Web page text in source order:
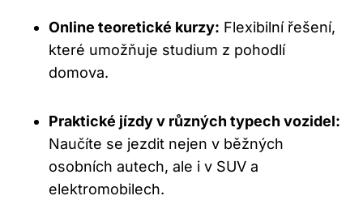
Online teoretické kurzy: Flexibilní řešení,
které umožňuje studium z pohodlí
domova.
Praktické jízdy v různých typech vozidel:
Naučíte se jezdit nejen v běžných
osobních autech, ale i v SUV a
elektromobilech.